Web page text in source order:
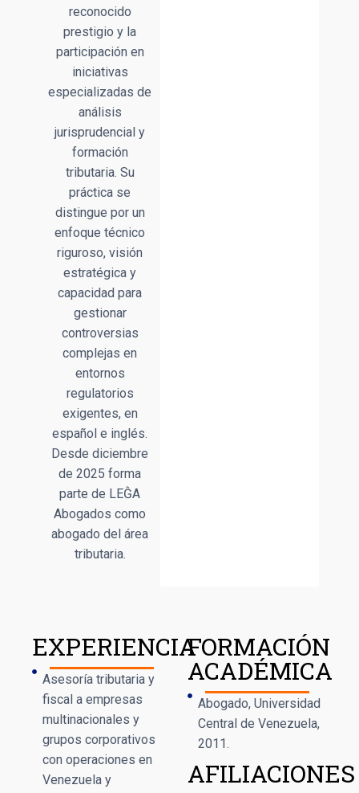
reconocido
prestigio y la
participación en
iniciativas
especializadas de
análisis
jurisprudencial y
formación
tributaria. Su
práctica se
distingue por un
enfoque técnico
riguroso, visión
estratégica y
capacidad para
gestionar
controversias
complejas en
entornos
regulatorios
exigentes, en
español e inglés.
Desde diciembre
de 2025 forma
parte de LEĜA
Abogados como
abogado del área
tributaria.
EXPERIENCIA
Asesoría tributaria y
fiscal a empresas
multinacionales y
grupos corporativos
con operaciones en
Venezuela y
FORMACIÓN
ACADÉMICA
Abogado, Universidad
Central de Venezuela,
2011.
AFILIACIONES